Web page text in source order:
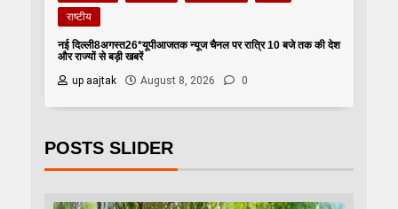
राष्टीय
नई दिल्ली8अगस्त26*यूपीआजतक न्यूज चैनल पर रात्रि 10 बजे तक की देश
और राज्यों से बड़ी खबरें
up aajtak
August 8, 2026 0
POSTS SLIDER